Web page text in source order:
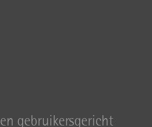
gebruikersgericht